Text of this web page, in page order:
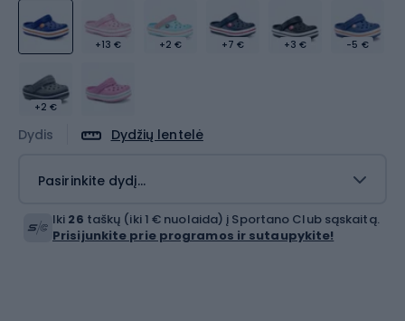
+13 € +2 € +7 € +3 € -5 €
+2 €
Dydis Dydžių lentelė
Pasirinkite dydį...
Iki 26 taškų (iki 1 € nuolaida) į Sportano Club sąskaitą.
Prisijunkite prie programos ir sutaupykite!